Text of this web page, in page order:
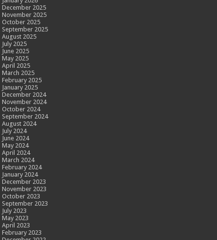
December 2025
November 2025
October 2025
September 2025
August 2025
July 2025
June 2025
May 2025
April 2025
March 2025
February 2025
January 2025
December 2024
November 2024
October 2024
September 2024
August 2024
July 2024
June 2024
May 2024
April 2024
March 2024
February 2024
January 2024
December 2023
November 2023
October 2023
September 2023
July 2023
May 2023
April 2023
February 2023